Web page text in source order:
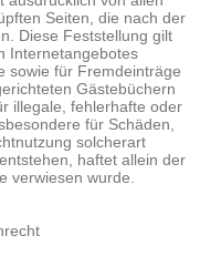
Seiten, die nach der
Diese Feststellung gilt
Internetangebotes
sowie für Fremdeinträge
Gästebüchern
illegale, fehlerhafte oder
für Schäden,
solcherart
haftet allein der
verwiesen wurde.